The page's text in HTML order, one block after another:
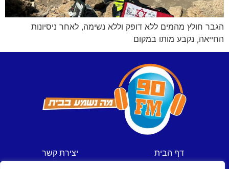
הגבר חולץ מהמים ללא דופק וללא נשימה, לאחר ניסיונות
החייאה, נקבע מותו במקום
דף הבית
יצירת קשר